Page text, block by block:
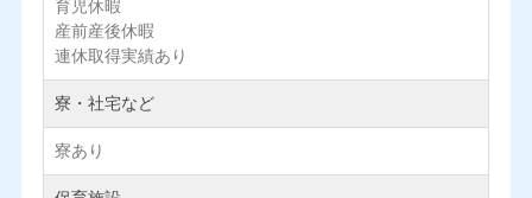
育児休暇
産前産後休暇
連休取得実績あり
寮・社宅など
寮あり